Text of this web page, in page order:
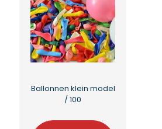
Ballonnen klein model
/ 100